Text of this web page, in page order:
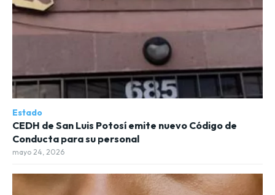
Estado
CEDH de San Luis Potosí emite nuevo Código de
Conducta para su personal
mayo 24, 2026